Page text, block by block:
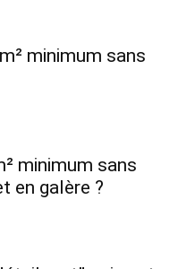
minimum sans
minimum sans
en galère ?